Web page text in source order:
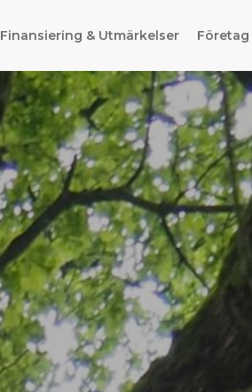
Finansiering & Utmärkelser Företag